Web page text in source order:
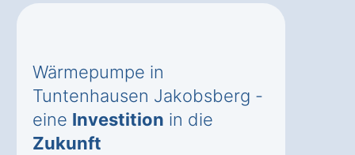
Wärmepumpe in
Tuntenhausen Jakobsberg -
eine Investition in die
Zukunft